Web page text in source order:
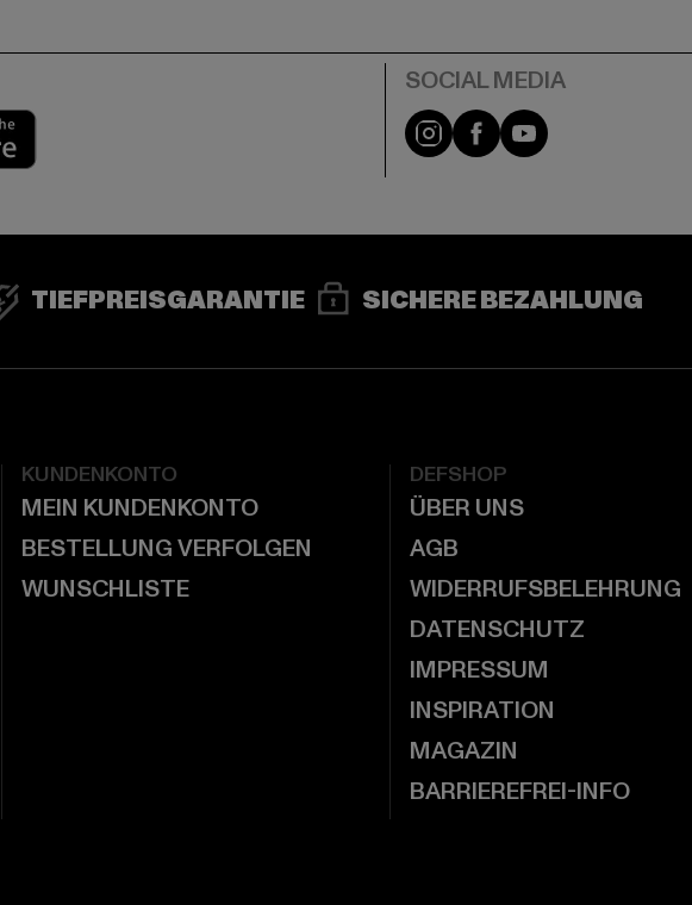
App store Instagram
FacebookYouTube
TIEFPREISGARANTIE SICHERE BEZAHLUNG
KUNDENKONTO
MEIN KUNDENKONTO
BESTELLUNG VERFOLGEN
WUNSCHLISTE
DEFSHOP
ÜBER UNS
AGB
WIDERRUFSBELEHRUNG
DATENSCHUTZ
IMPRESSUM
INSPIRATION
MAGAZIN
BARRIEREFREI-INFO